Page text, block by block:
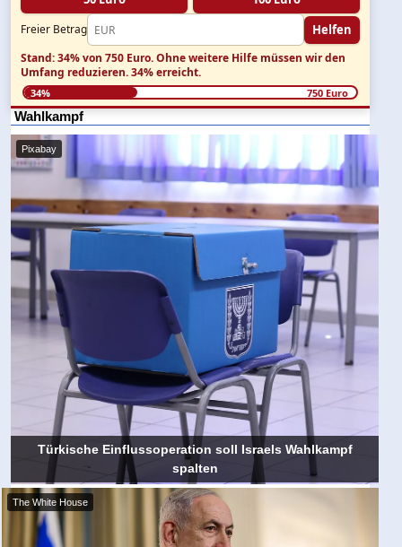
Freier Betrag Helfen
Stand: 34% von 750 Euro.Ohne weitere Hilfe müssen wir den
Umfang reduzieren.34% erreicht.
34% 750 Euro
Wahlkampf
Pixabay
Türkische Einflussoperation soll Israels Wahlkampf
spalten
The White House